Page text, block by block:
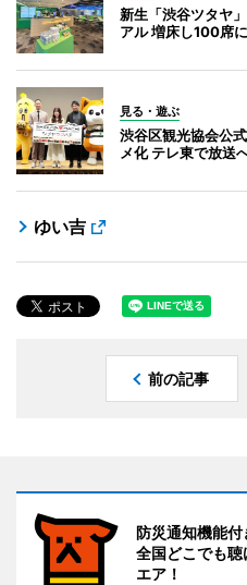
新生「渋谷ツタヤ
アル 増床し100席に
見る・遊ぶ
渋谷区観光協会公
メ化 テレ東で放送
ゆい吉
前の記事
防災通知機能
全国どこでも
エア！